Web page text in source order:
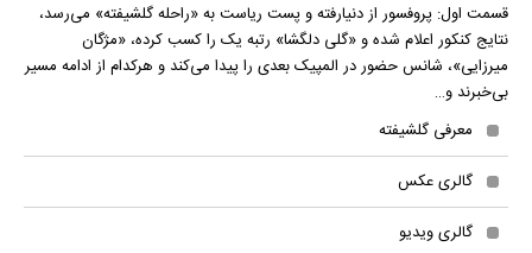
قسمت اول: پروفسور از دنیارفته و پست ریاست به «راحله گلشیفته» می‌رسد،
نتایج کنکور اعلام شده و «گلی دلگشا» رتبه یک را کسب کرده، «مژگان
میرزایی»، شانس حضور در المپیک بعدی را پیدا می‌کند و هرکدام از ادامه مسیر
بی‌خبرند و…
معرفی گلشیفته
گالری عکس
گالری ویدیو